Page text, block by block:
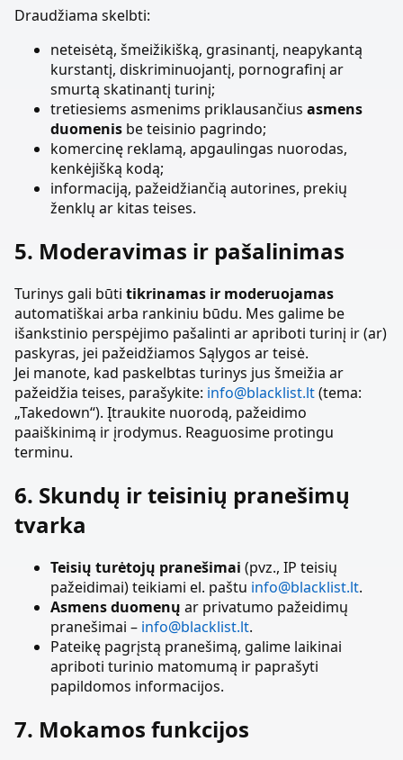
Draudžiama skelbti:
neteisėtą, šmeižikišką, grasinantį, neapykantą
kurstantį, diskriminuojantį, pornografinį ar
smurtą skatinantį turinį;
tretiesiems asmenims priklausančius asmens
duomenis be teisinio pagrindo;
komercinę reklamą, apgaulingas nuorodas,
kenkėjišką kodą;
informaciją, pažeidžiančią autorines, prekių
ženklų ar kitas teises.
5. Moderavimas ir pašalinimas
Turinys gali būti tikrinamas ir moderuojamas
automatiškai arba rankiniu būdu. Mes galime be
išankstinio perspėjimo pašalinti ar apriboti turinį ir (ar)
paskyras, jei pažeidžiamos Sąlygos ar teisė.
Jei manote, kad paskelbtas turinys jus šmeižia ar
pažeidžia teises, parašykite: info@blacklist.lt(tema:
„Takedown“). Įtraukite nuorodą, pažeidimo
paaiškinimą ir įrodymus. Reaguosime protingu
terminu.
6. Skundų ir teisinių pranešimų
tvarka
Teisių turėtojų pranešimai (pvz., IP teisių
pažeidimai) teikiami el. paštu info@blacklist.lt.
Asmens duomenų ar privatumo pažeidimų
pranešimai – info@blacklist.lt.
Pateikę pagrįstą pranešimą, galime laikinai
apriboti turinio matomumą ir paprašyti
papildomos informacijos.
7. Mokamos funkcijos